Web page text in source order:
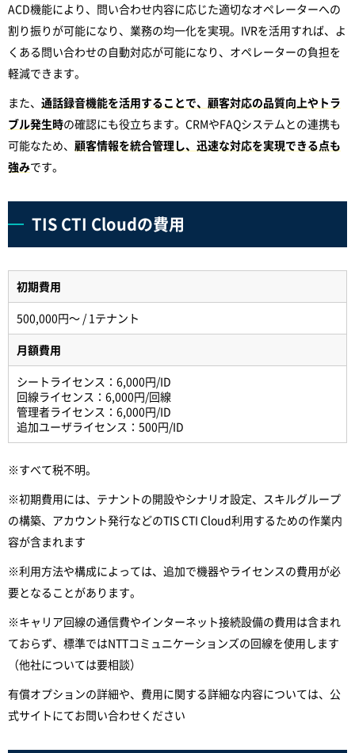
ACD機能により、問い合わせ内容に応じた適切なオペレーターへの
割り振りが可能になり、業務の均一化を実現。IVRを活用すれば、よ
くある問い合わせの自動対応が可能になり、オペレーターの負担を
軽減できます。
また、 通話録音機能を活用することで、顧客対応の品質向上やトラ
ブル発生時の確認にも役立ちます。CRMやFAQシステムとの連携も
可能なため、 顧客情報を統合管理し、迅速な対応を実現できる点も
強みです。
TIS CTI Cloudの費用
初期費用
500,000円～ / 1テナント
月額費用
シートライセンス：6,000円/ID
回線ライセンス：6,000円/回線
管理者ライセンス：6,000円/ID
追加ユーザライセンス：500円/ID
※すべて税不明。
※初期費用には、テナントの開設やシナリオ設定、スキルグループ
の構築、アカウント発行などのTIS CTI Cloud利用するための作業内
容が含まれます
※利用方法や構成によっては、追加で機器やライセンスの費用が必
要となることがあります。
※キャリア回線の通信費やインターネット接続設備の費用は含まれ
ておらず、標準ではNTTコミュニケーションズの回線を使用します
（他社については要相談）
有償オプションの詳細や、費用に関する詳細な内容については、公
式サイトにてお問い合わせください